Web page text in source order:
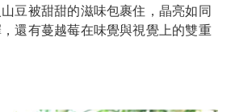
豆被甜甜的滋味包裹住，晶亮如同
還有蔓越莓在味覺與視覺上的雙重